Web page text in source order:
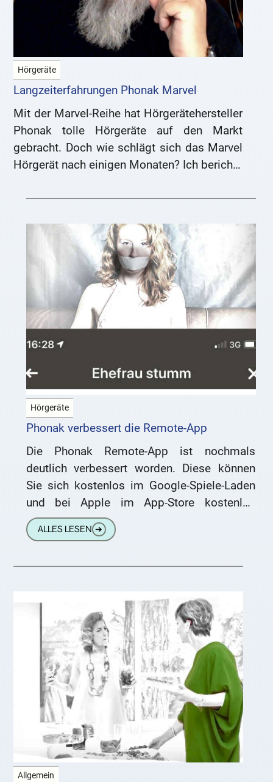
Hörgeräte
Langzeiterfahrungen Phonak Marvel
Mit der Marvel-Reihe hat Hörgerätehersteller
Phonak tolle Hörgeräte auf den Markt
gebracht. Doch wie schlägt sich das Marvel
Hörgerät nach einigen Monaten? Ich berichte
Hörgeräte
Phonak verbessert die Remote-App
Die Phonak Remote-App ist nochmals
deutlich verbessert worden. Diese können
Sie sich kostenlos im Google-Spiele-Laden
und bei Apple im App-Store kostenlos
herunterladen. Sie ermöglicht es, die
Phonak-Hörgeräte zu steuern. Bei
ALLES LESEN ➔
Allgemein